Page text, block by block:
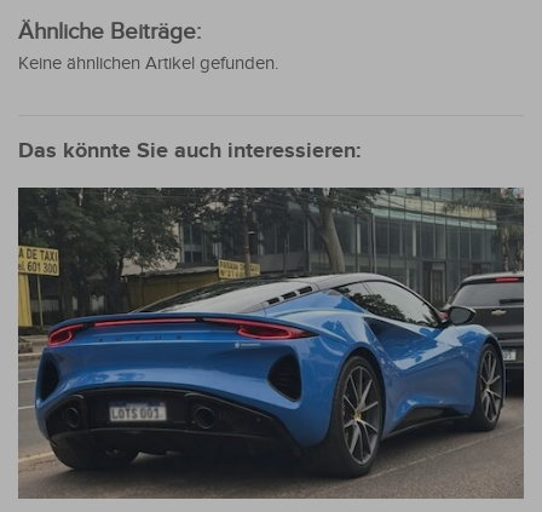
Ähnliche Beiträge:
Keine ähnlichen Artikel gefunden.
Das könnte Sie auch interessieren: